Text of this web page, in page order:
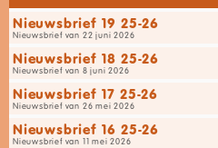
Nieuwsbrief 19 25-26
Nieuwsbrief van 22 juni 2026
Nieuwsbrief 18 25-26
Nieuwsbrief van 8 juni 2026
Nieuwsbrief 17 25-26
Nieuwsbrief van 26 mei 2026
Nieuwsbrief 16 25-26
Nieuwsbrief van 11 mei 2026